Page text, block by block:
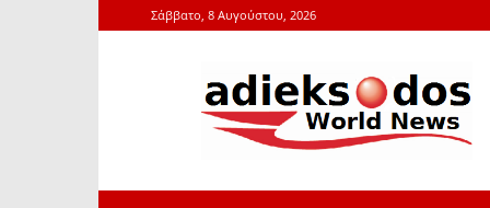
Σάββατο, 8 Αυγούστου, 2026
adieksodos.gr